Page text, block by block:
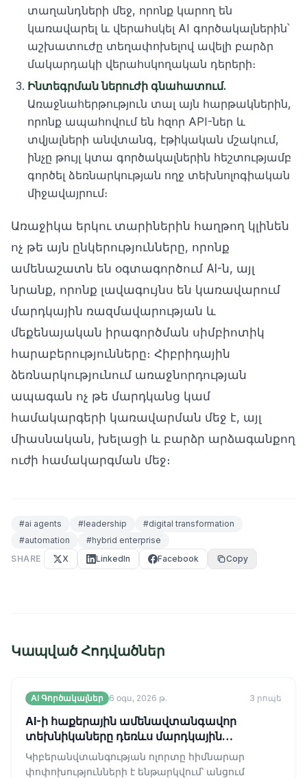
տաղանդների մեջ, որոնք կարող են
կառավարել և վերահսկել AI գործակալներին՝
աշխատուժը տեղափոխելով ավելի բարձր
մակարդակի վերահսկողական դերերի։
Ինտեգրման ներուժի գնահատում.
Առաջնահերթություն տալ այն հարթակներին,
որոնք ապահովում են հզոր API-ներ և
տվյալների անվտանգ, էթիկական մշակում,
ինչը թույլ կտա գործակալներին հեշտությամբ
գործել ձեռնարկության ողջ տեխնոլոգիական
միջավայրում։
Առաջիկա երկու տարիներին հաղթող կլինեն
ոչ թե այն ընկերությունները, որոնք
ամենաշատն են օգտագործում AI-ն, այլ
նրանք, որոնք լավագույնս են կառավարում
մարդկային ռազմավարության և
մեքենայական իրագործման սիմբիոտիկ
հարաբերությունները։ Հիբրիդային
ձեռնարկությունում առաջնորդության
ապագան ոչ թե մարդկանց կամ
համակարգերի կառավարման մեջ է, այլ
միասնական, խելացի և բարձր արձագանքող
ուժի համակարգման մեջ։
#ai agents #leadership #digital transformation
#automation #hybrid enterprise
SHARE
X LinkedIn Facebook Copy
Կապված Հոդվածներ
AI Գործակալներ 6 օգս, 2026 թ. 3 րոպե
AI-ի հաքերային ամենավտանգավոր
տեխնիկաները դեռևս մարդկային
մասնակցություն են պահանջում
Կիբերանվտանգության ոլորտը հիմնարար
փոփոխությունների է ենթարկվում՝ անցում